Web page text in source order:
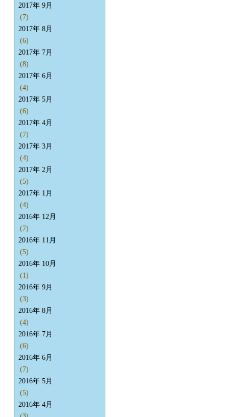
2017年 9月
(7)
2017年 8月
(6)
2017年 7月
(8)
2017年 6月
(4)
2017年 5月
(6)
2017年 4月
(7)
2017年 3月
(4)
2017年 2月
(5)
2017年 1月
(4)
2016年 12月
(7)
2016年 11月
(5)
2016年 10月
(1)
2016年 9月
(3)
2016年 8月
(4)
2016年 7月
(6)
2016年 6月
(7)
2016年 5月
(5)
2016年 4月